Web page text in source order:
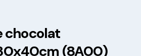
chocolat
(8A00)